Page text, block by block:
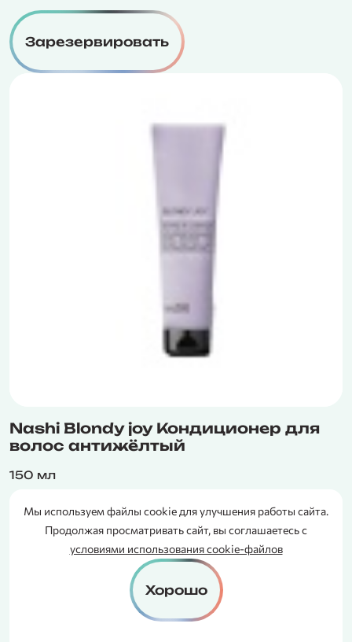
Зарезервировать
Nashi Blondy joy Кондиционер для
волос антижёлтый
150 мл
4700₽
Зарезервировать
В ПОДАРОК
Мы используем файлы cookie для улучшения работы сайта.
Продолжая просматривать сайт, вы соглашаетесь с
условиями использования cookie-файлов
Хорошо